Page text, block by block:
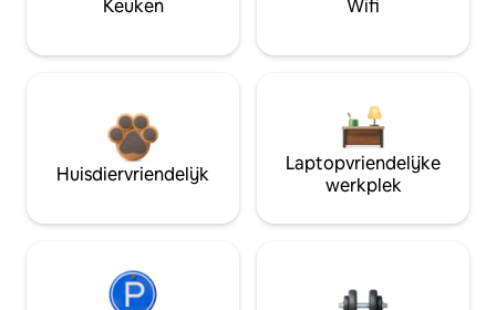
Keuken Wifi
Huisdiervriendelijk
Laptopvriendelijke
werkplek